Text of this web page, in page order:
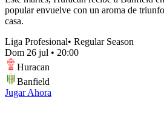
popular envuelve con un aroma de
casa.
Liga Profesional• Regular Season
Dom 26 jul • 20:00
Huracan
Banfield
Jugar Ahora